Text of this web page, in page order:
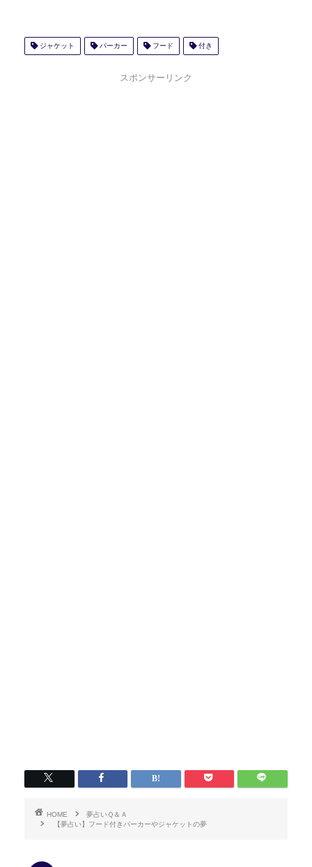
ジャケット パーカー フード 付き
スポンサーリンク
HOME
夢占いＱ＆Ａ
【夢占い】フード付きパーカーやジャケットの夢